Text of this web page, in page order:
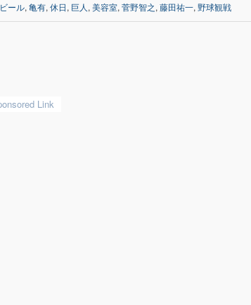
ビール, 亀有, 休日, 巨人 , 美容室, 菅野智之, 藤田祐一, 野球観戦